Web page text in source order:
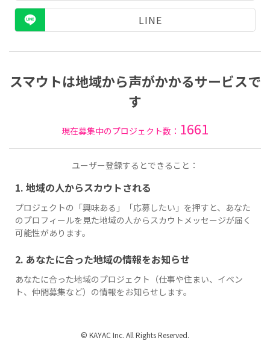
LINE
スマウトは地域から声がかかるサービスで
す
現在募集中のプロジェクト数： 1661
ユーザー登録するとできること：
1. 地域の人からスカウトされる
プロジェクトの「興味ある」「応募したい」を押すと、あなた
のプロフィールを見た地域の人からスカウトメッセージが届く
可能性があります。
2. あなたに合った地域の情報をお知らせ
あなたに合った地域のプロジェクト（仕事や住まい、イベン
ト、仲間募集など）の情報をお知らせします。
© KAYAC Inc. All Rights Reserved.